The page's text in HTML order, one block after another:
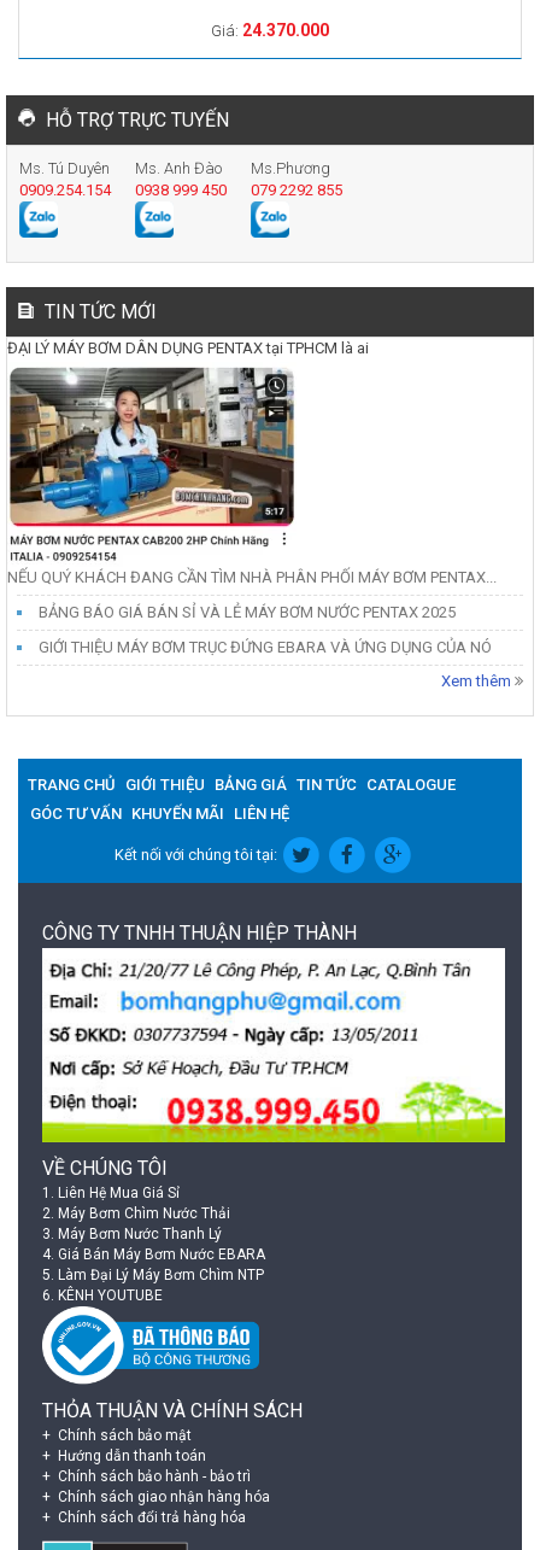
Giá: 24.370.000
HỖ TRỢ TRỰC TUYẾN
Ms. Tú Duyên
0909.254.154
Ms. Anh Đào
0938 999 450
Ms.Phương
079 2292 855
TIN TỨC MỚI
ĐẠI LÝ MÁY BƠM DÂN DỤNG PENTAX tại TPHCM là ai
NẾU QUÝ KHÁCH ĐANG CẦN TÌM NHÀ PHÂN PHỐI MÁY BƠM PENTAX...
BẢNG BÁO GIÁ BÁN SỈ VÀ LẺ MÁY BƠM NƯỚC PENTAX 2025
GIỚI THIỆU MÁY BƠM TRỤC ĐỨNG EBARA VÀ ỨNG DỤNG CỦA NÓ
Xem thêm
TRANG CHỦ GIỚI THIỆU BẢNG GIÁ TIN TỨC CATALOGUE
GÓC TƯ VẤN KHUYẾN MÃI LIÊN HỆ
Kết nối với chúng tôi tại:
CÔNG TY TNHH THUẬN HIỆP THÀNH
VỀ CHÚNG TÔI
1. Liên Hệ Mua Giá Sỉ
2. Máy Bơm Chìm Nước Thải
3. Máy Bơm Nước Thanh Lý
4. Giá Bán Máy Bơm Nước EBARA
5. Làm Đại Lý Máy Bơm Chìm NTP
6. KÊNH YOUTUBE
THỎA THUẬN VÀ CHÍNH SÁCH
Chính sách bảo mật
Hướng dẫn thanh toán
Chính sách bảo hành - bảo trì
Chính sách giao nhận hàng hóa
Chính sách đổi trả hàng hóa